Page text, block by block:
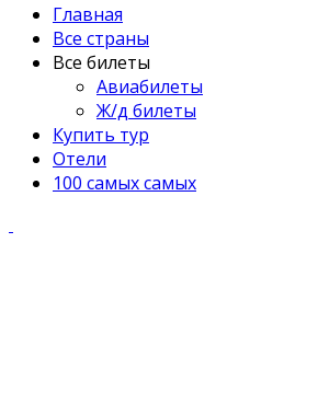
Главная
Все страны
Все билеты
Авиабилеты
Ж/д билеты
Купить тур
Отели
100 самых самых